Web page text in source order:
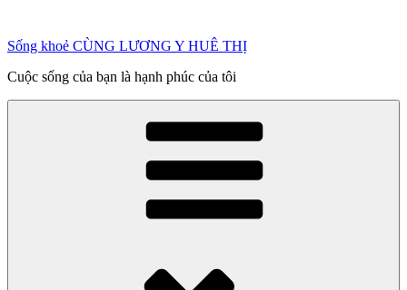
phần
dung
Sống khoẻ CÙNG LƯƠNG Y HUÊ THỊ
Cuộc sống của bạn là hạnh phúc của tôi